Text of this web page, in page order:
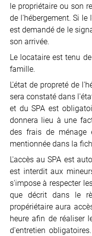
le propriétaire ou son
de l'hébergement. Si le
est demandé de le
son arrivée.
Le locataire est tenu
famille.
L'état de propreté de
sera constaté dans
et du SPA est
donnera lieu à une
des frais de ménage
mentionnée dans la
L'accès au SPA est
est interdit aux
s'impose à respecter
que décrit dans le
propériétaire aura
heure afin de réaliser
d'entretien